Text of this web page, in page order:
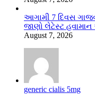
આગામી 7 દિવસ
જાણો લેટેસ્ટ
August 7, 2026
generic cialis 5mg